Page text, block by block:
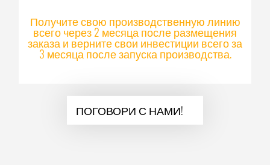
Получите свою производственную линию
всего через 2 месяца после размещения
заказа и верните свои инвестиции всего за
3 месяца после запуска производства.
ПОГОВОРИ С НАМИ!